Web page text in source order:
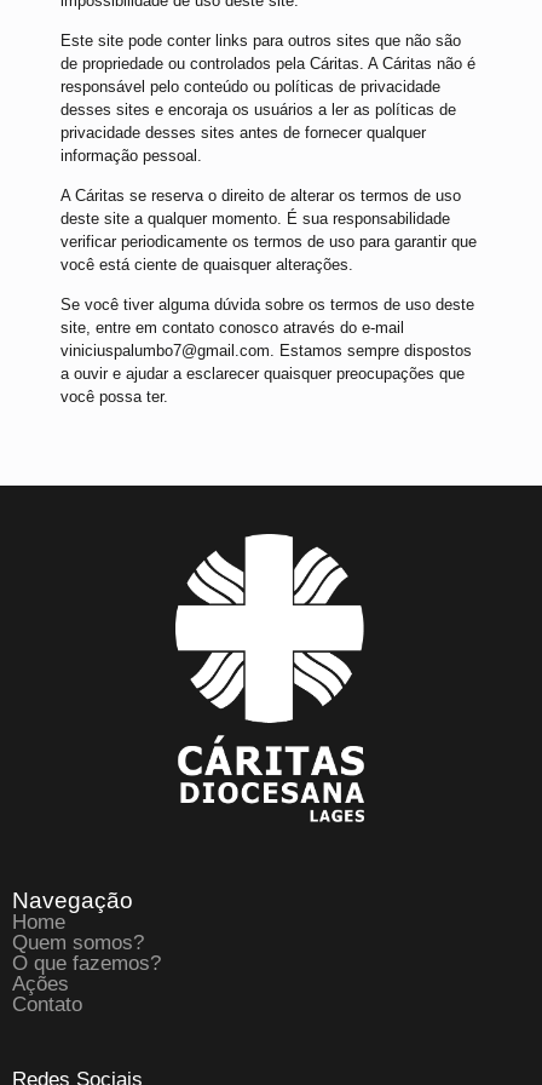
Este site pode conter links para outros sites que não são
de propriedade ou controlados pela Cáritas. A Cáritas não é
responsável pelo conteúdo ou políticas de privacidade
desses sites e encoraja os usuários a ler as políticas de
privacidade desses sites antes de fornecer qualquer
informação pessoal.
A Cáritas se reserva o direito de alterar os termos de uso
deste site a qualquer momento. É sua responsabilidade
verificar periodicamente os termos de uso para garantir que
você está ciente de quaisquer alterações.
Se você tiver alguma dúvida sobre os termos de uso deste
site, entre em contato conosco através do e-mail
viniciuspalumbo7@gmail.com. Estamos sempre dispostos
a ouvir e ajudar a esclarecer quaisquer preocupações que
você possa ter.
Navegação
Home
Quem somos?
O que fazemos?
Ações
Contato
Redes Sociais